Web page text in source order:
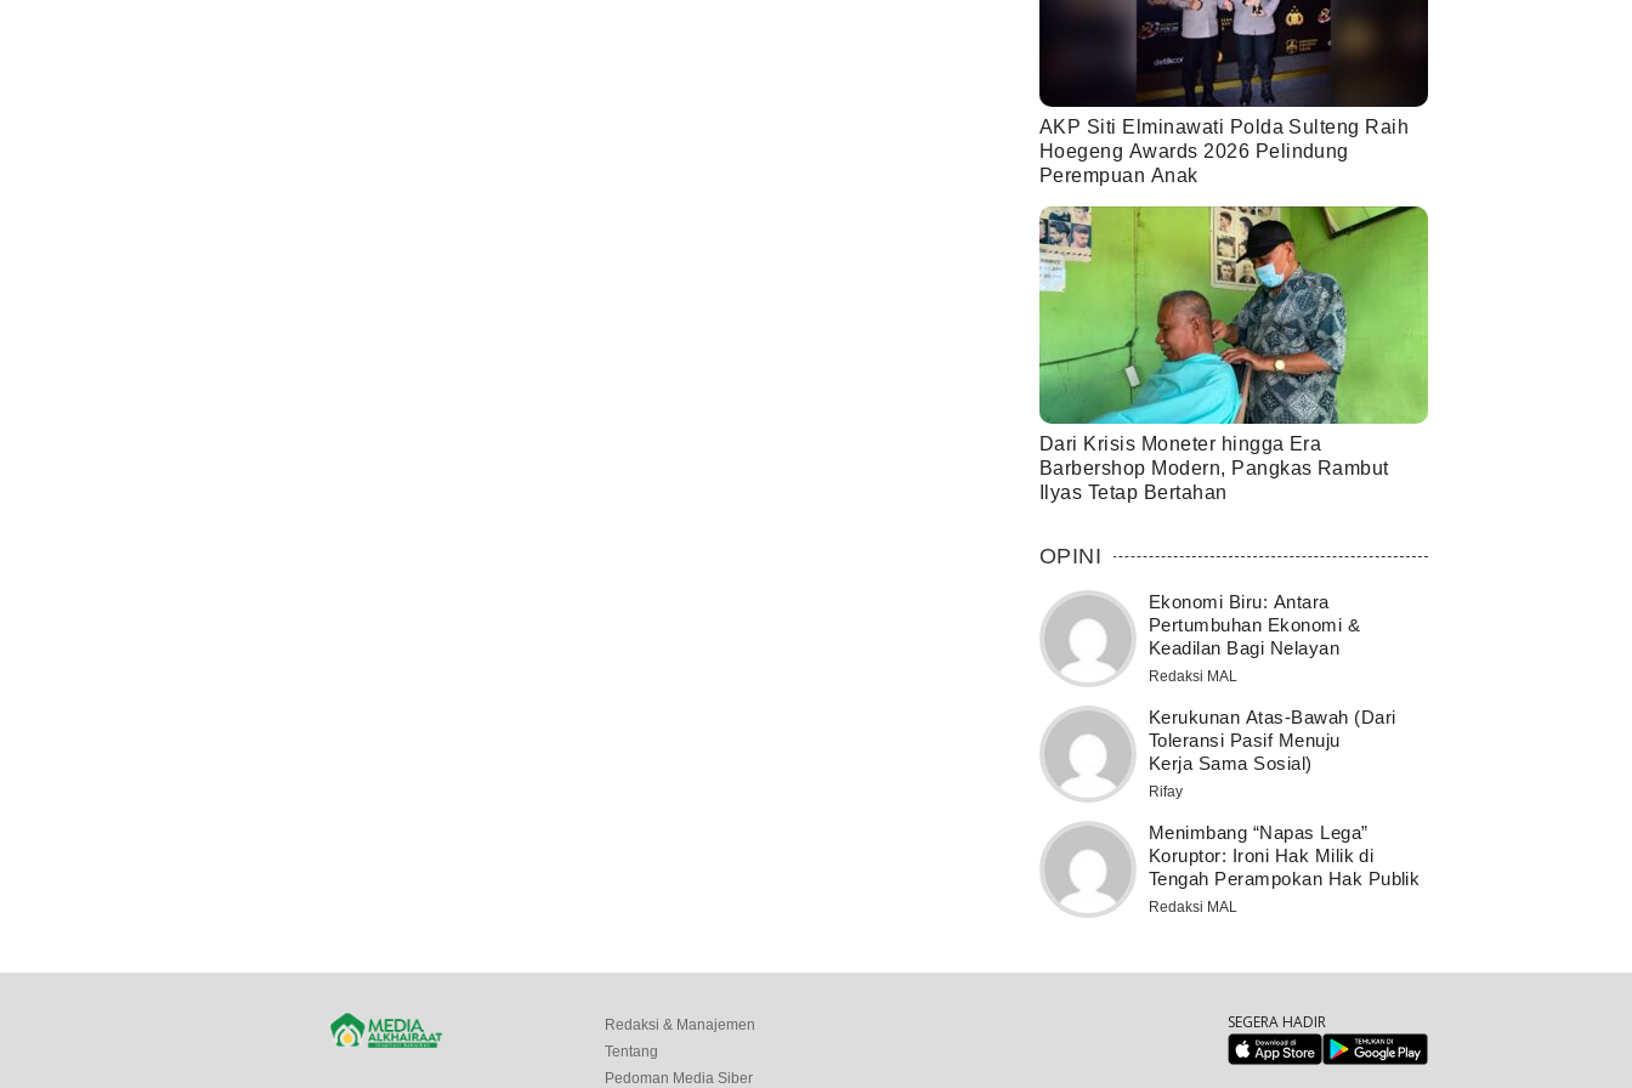
AKP Siti Elminawati Polda Sulteng Raih
Hoegeng Awards 2026 Pelindung
Perempuan Anak
Dari Krisis Moneter hingga Era
Barbershop Modern, Pangkas Rambut
Ilyas Tetap Bertahan
OPINI
Ekonomi Biru: Antara
Pertumbuhan Ekonomi &
Keadilan Bagi Nelayan
Redaksi MAL
Kerukunan Atas-Bawah (Dari
Toleransi Pasif Menuju
Kerja Sama Sosial)
Rifay
Menimbang “Napas Lega”
Koruptor: Ironi Hak Milik di
Tengah Perampokan Hak Publik
Redaksi MAL
Redaksi & Manajemen
Tentang
Pedoman Media Siber
SEGERA HADIR